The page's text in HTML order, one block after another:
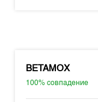
BETAMOX
100%совпадение